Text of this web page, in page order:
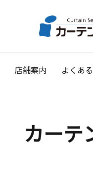
店舗案内 よくあ
カーテ